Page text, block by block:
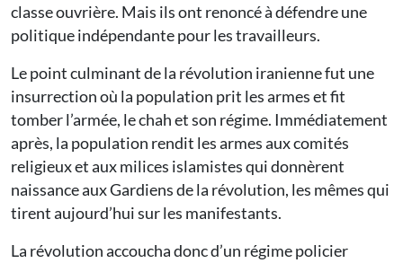
classe ouvrière. Mais ils ont renoncé à défendre une
politique indépendante pour les travailleurs.
Le point culminant de la révolution iranienne fut une
insurrection où la population prit les armes et fit
tomber l’armée, le chah et son régime. Immédiatement
après, la population rendit les armes aux comités
religieux et aux milices islamistes qui donnèrent
naissance aux Gardiens de la révolution, les mêmes qui
tirent aujourd’hui sur les manifestants.
La révolution accoucha donc d’un régime policier